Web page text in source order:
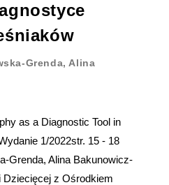
Grenda, Alina
as a Diagnostic Tool in
1/2022str. 15 - 18
Grenda, Alina Bakunowicz-
z Ośrodkiem